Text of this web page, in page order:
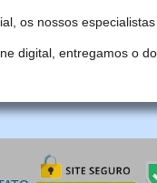
os nossos
digital, entregamos o